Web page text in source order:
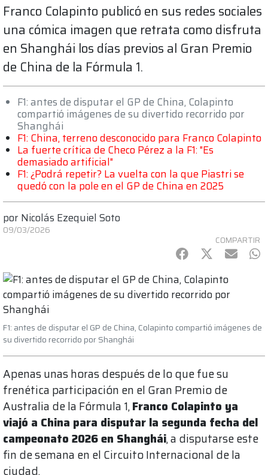
Franco Colapinto publicó en sus redes sociales
una cómica imagen que retrata como disfruta
en Shanghái los días previos al Gran Premio
de China de la Fórmula 1.
F1: antes de disputar el GP de China, Colapinto
compartió imágenes de su divertido recorrido por
Shanghái
F1: China, terreno desconocido para Franco Colapinto
La fuerte crítica de Checo Pérez a la F1: "Es
demasiado artificial"
F1: ¿Podrá repetir? La vuelta con la que Piastri se
quedó con la pole en el GP de China en 2025
por Nicolás Ezequiel Soto
09/03/2026
COMPARTIR
Facebook
Twitter
mail
F1: antes de disputar el GP de China, Colapinto compartió imágenes de
su divertido recorrido por Shanghái
Apenas unas horas después de lo que fue su
frenética participación en el Gran Premio de
Australia de la Fórmula 1,Franco Colapinto ya
viajó a China para disputar la segunda fecha del
campeonato 2026 en Shanghái, a disputarse este
fin de semana en el Circuito Internacional de la
ciudad.